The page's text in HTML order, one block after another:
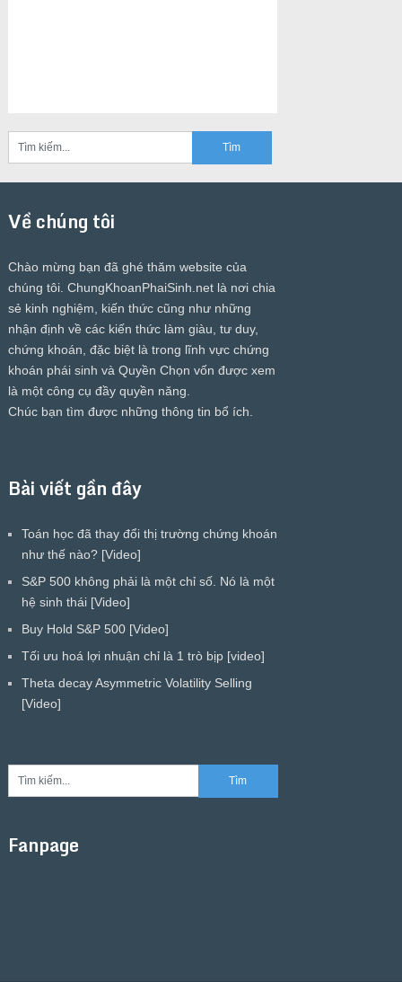
Về chúng tôi
Chào mừng bạn đã ghé thăm website của
chúng tôi. ChungKhoanPhaiSinh.netlà nơi chia
sẻ kinh nghiệm, kiến thức cũng như những
nhận định về các kiến thức làm giàu, tư duy,
chứng khoán, đặc biệt là trong lĩnh vực chứng
khoán phái sinh và Quyền Chọn vốn được xem
là một công cụ đầy quyền năng.
Chúc bạn tìm được những thông tin bổ ích.
Bài viết gần đây
Toán học đã thay đổi thị trường chứng khoán
như thế nào? [Video]
S&P 500 không phải là một chỉ số. Nó là một
hệ sinh thái [Video]
Buy Hold S&P 500 [Video]
Tối ưu hoá lợi nhuận chỉ là 1 trò bịp [video]
Theta decay Asymmetric Volatility Selling
[Video]
Fanpage